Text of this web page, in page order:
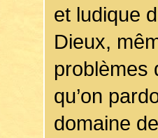
et ludique
Dieux,
problèmes
qu’on
domaine